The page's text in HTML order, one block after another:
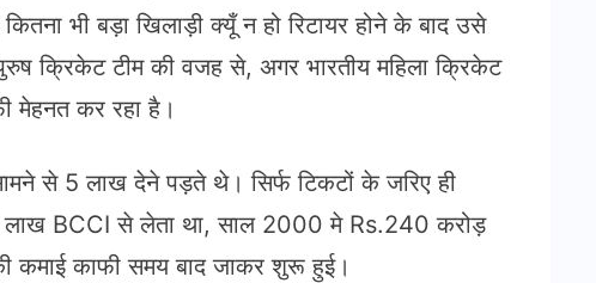
भी बड़ा खिलाड़ी क्यूँ न हो रिटायर होने के बाद उसे
क्रिकेट टीम की वजह से, अगर भारतीय महिला क्रिकेट
मेहनत कर रहा है।
से 5 लाख देने पड़ते थे। सिर्फ टिकटों के जरिए ही
5 लाख BCCI से लेता था, साल 2000 मे Rs.240 करोड़
कमाई काफी समय बाद जाकर शुरू हुई।